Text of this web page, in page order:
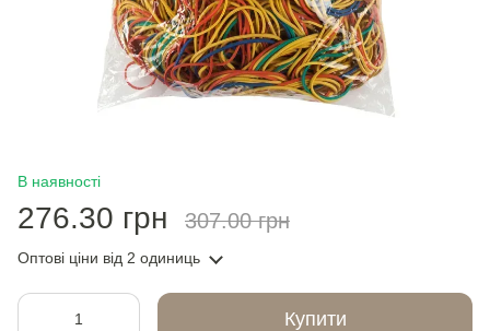
В наявності
276.30 грн 307.00 грн
Оптові ціни від 2 одиниць
Купити